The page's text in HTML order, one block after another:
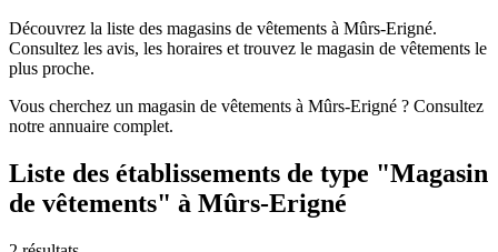
Découvrez la liste des magasins de vêtements à Mûrs-Erigné.
Consultez les avis, les horaires et trouvez le magasin de vêtements le
plus proche.
Vous cherchez un magasin de vêtements à Mûrs-Erigné ? Consultez
notre annuaire complet.
Liste des établissements de type "Magasin
de vêtements" à Mûrs-Erigné